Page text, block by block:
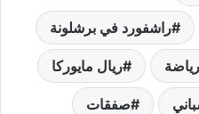
راشفورد في برشلونة
رياضة ريال مايوركا
صفقات